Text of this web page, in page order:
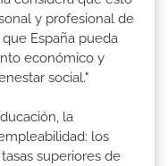
y profesional de
España pueda
económico y
social."
la
los
superiores de